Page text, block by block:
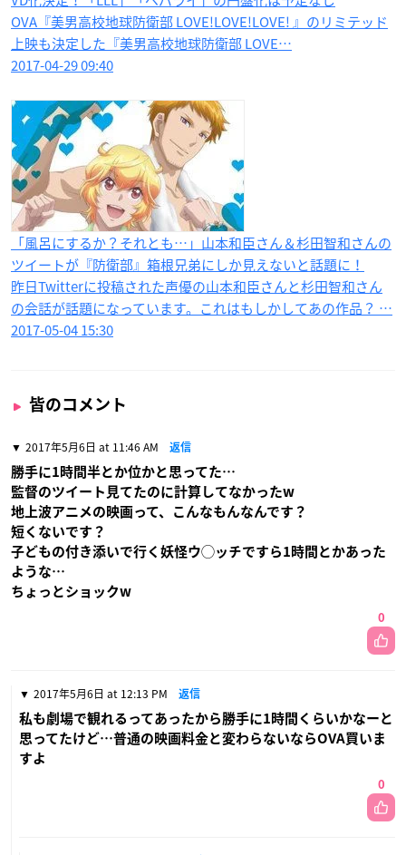
OVA『美男高校地球防衛部 LOVE!LOVE!LOVE! 』のリミテッド
上映も決定した『美男高校地球防衛部 LOVE…
2017-04-29 09:40
「風呂にするか？それとも…」山本和臣さん＆杉田智和さんの
ツイートが『防衛部』箱根兄弟にしか見えないと話題に！
昨日Twitterに投稿された声優の山本和臣さんと杉田智和さん
の会話が話題になっています。これはもしかしてあの作品？ …
2017-05-04 15:30
皆のコメント
2017年5月6日 at 11:46 AM 返信
勝手に1時間半とか位かと思ってた…
監督のツイート見てたのに計算してなかったw
地上波アニメの映画って、こんなもんなんです？
短くないです？
子どもの付き添いで行く妖怪ウ◯ッチですら1時間とかあった
ような…
ちょっとショックw
0
2017年5月6日 at 12:13 PM 返信
私も劇場で観れるってあったから勝手に1時間くらいかなーと
思ってたけど…普通の映画料金と変わらないならOVA買いま
すよ
0